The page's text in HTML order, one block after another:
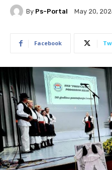
By Ps-Portal May 20,
Facebook